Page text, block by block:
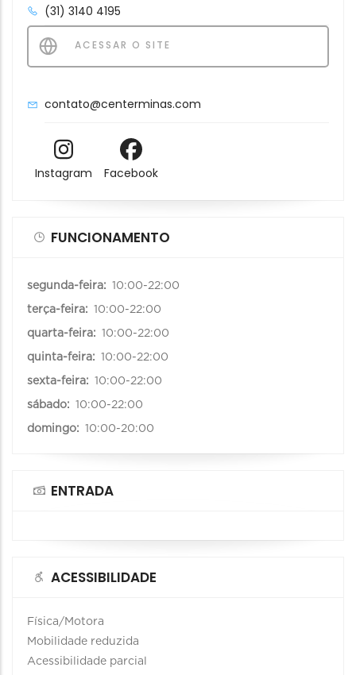
(31) 3140 4195
ACESSAR O SITE
contato@centerminas.com
Instagram Facebook
FUNCIONAMENTO
segunda-feira: 10:00-22:00
terça-feira: 10:00-22:00
quarta-feira: 10:00-22:00
quinta-feira: 10:00-22:00
sexta-feira: 10:00-22:00
sábado: 10:00-22:00
domingo: 10:00-20:00
ENTRADA
ACESSIBILIDADE
Física/Motora
Mobilidade reduzida
Acessibilidade parcial